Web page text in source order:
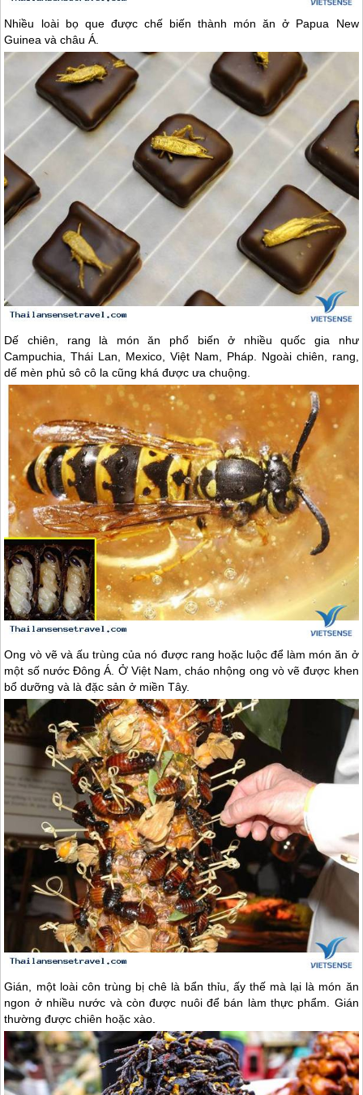
Nhiều loài bọ que được chế biến thành món ăn ở Papua New
Guinea và châu Á.
Dế chiên, rang là món ăn phổ biến ở nhiều quốc gia như
Campuchia,Thái Lan , Mexico, Việt Nam, Pháp. Ngoài chiên, rang,
dế mèn phủ sô cô la cũng khá được ưa chuộng.
Ong vò vẽ và ấu trùng của nó được rang hoặc luộc để làm món ăn ở
một số nước Đông Á. Ở Việt Nam, cháo nhộng ong vò vẽ được khen
bổ dưỡng và là đặc sản ở miền Tây.
Gián, một loài côn trùng bị chê là bẩn thỉu, ấy thế mà lại là món ăn
ngon ở nhiều nước và còn được nuôi để bán làm thực phẩm. Gián
thường được chiên hoặc xào.